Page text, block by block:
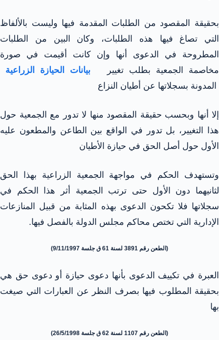
بحقيقة المقصود من الطلبات المقدمة فيها وليست بالألفاظ
التي تصاغ فيها هذه الطلبات، وكان البين من الطلبات
المطروحة في الدعوى أنها وإن كانت أقيمت في صورة
مخاصمة الجمعية بطلب تغيير بيانات الحيازة الزراعية
المدونة بسجلاتها عن أطيان النزاع
إلا أنها وبحسب حقيقة المقصود منها لا تدور مع الجمعية حول
هذا التغيير، بل تدور في الواقع بين الطاعن والمطعون عليه
الأول حول أصل الحق في حيازة الأطيان
وتستهدف الحكم في مواجهة الجمعية الزراعية بهذا الحق
لثانيهما دون الأول حتى ترتب الجمعية أثر هذا الحكم في
سجلاتها فلا تكحون الدعوى بهذه المثابة من قبيل المنازعات
الإدارية التي تختص محاكم مجلس الدولة بالفصل فيها.
(الطعن رقم 3891 لسنة 61 ق جلسة 9/11/1997)
العبرة في تكييف الدعوى بأنها دعوى حيازة أو دعوى حق هي
بحقيقة المطلوب فيها بصرف النظر عن العبارات التي صيغت
بها
(الطعن رقم 1107 لسنة 62 ق جلسة 26/5/1998)